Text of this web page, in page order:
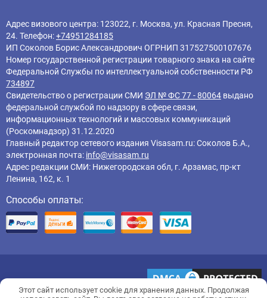
Адрес визового центра: 123022, г. Москва, ул. Красная Пресня,
24. Телефон:+74951284185
ИП Соколов Борис Александрович ОГРНИП 317527500107676
Номер государственной регистрации товарного знака на сайте
Федеральной Службы по интеллектуальной собственности РФ
734897
Свидетельство о регистрации СМИ ЭЛ № ФС 77 - 80064 выдано
федеральной службой по надзору в сфере связи,
информационных технологий и массовых коммуникаций
(Роскомнадзор) 31.12.2020
Главный редактор cетевого издания Visasam.ru: Соколов Б.А.,
электронная почта: info@visasam.ru
Адрес редакции СМИ: Нижегородская обл, г. Арзамас, пр-кт
Ленина, 162, к. 1
Способы оплаты:
Этот сайт использует cookie для хранения данных. Продолжая